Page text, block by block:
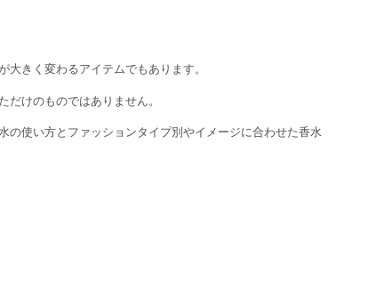
きく変わるアイテムでもあります。
けのものではありません。
の使い方とファッションタイプ別やイメージに合わせた香水